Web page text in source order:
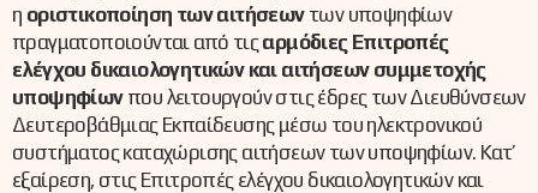
η οριστικοποίηση των αιτήσεων των υποψηφίων
πραγματοποιούνται από τιςαρμόδιες Επιτροπές
ελέγχου δικαιολογητικών και αιτήσεων συμμετοχής
υποψηφίωνπου λειτουργούν στις έδρες των Διευθύνσεων
Δευτεροβάθμιας Εκπαίδευσης μέσω του ηλεκτρονικού
συστήματος καταχώρισης αιτήσεων των υποψηφίων. Κατ’
εξαίρεση, στις Επιτροπές ελέγχου δικαιολογητικών και